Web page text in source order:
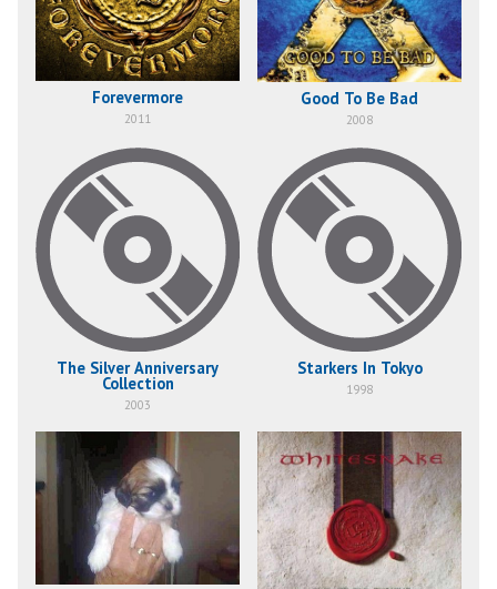
Forevermore
2011
Good To Be Bad
2008
The Silver Anniversary
Collection
2003
Starkers In Tokyo
1998